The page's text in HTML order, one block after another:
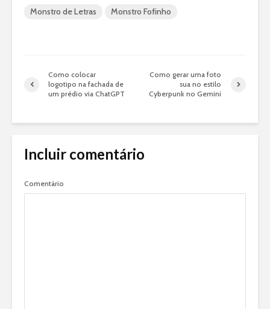
Monstro de Letras Monstro Fofinho
Como colocar
logotipo na fachada de
um prédio via ChatGPT
Como gerar uma foto
sua no estilo
Cyberpunk no Gemini
Incluir comentário
Comentário